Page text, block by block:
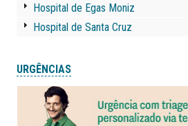
Hospital de Egas Moniz
Hospital de Santa Cruz
URGÊNCIAS